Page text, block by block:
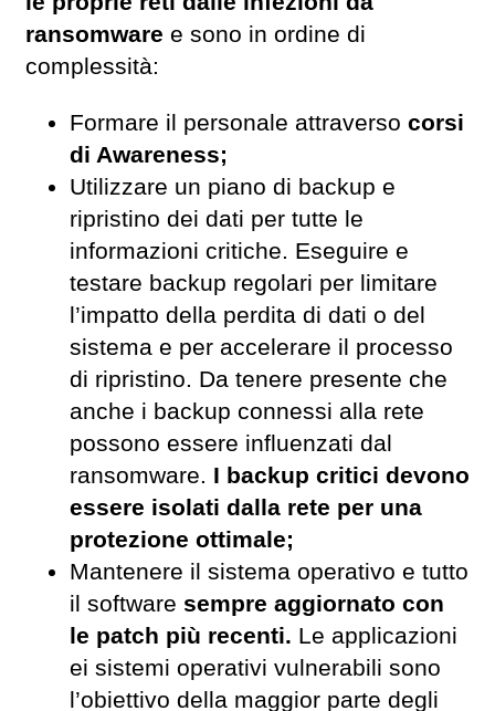
ransomware e sono in ordine di
complessità:
Formare il personale attraverso corsi
di Awareness;
Utilizzare un piano di backup e
ripristino dei dati per tutte le
informazioni critiche. Eseguire e
testare backup regolari per limitare
l’impatto della perdita di dati o del
sistema e per accelerare il processo
di ripristino. Da tenere presente che
anche i backup connessi alla rete
possono essere influenzati dal
ransomware. I backup critici devono
essere isolati dalla rete per una
protezione ottimale;
Mantenere il sistema operativo e tutto
il software sempre aggiornato con
le patch più recenti. Le applicazioni
ei sistemi operativi vulnerabili sono
l’obiettivo della maggior parte degli